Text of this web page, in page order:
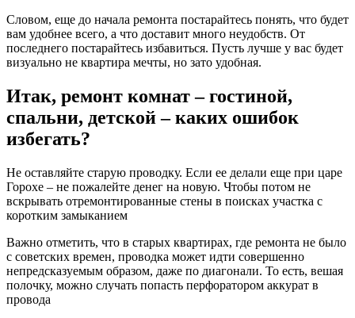
Словом, еще до начала ремонта постарайтесь понять, что будет
вам удобнее всего, а что доставит много неудобств. От
последнего постарайтесь избавиться. Пусть лучше у вас будет
визуально не квартира мечты, но зато удобная.
Итак, ремонт комнат – гостиной,
спальни, детской – каких ошибок
избегать?
Не оставляйте старую проводку. Если ее делали еще при царе
Горохе – не пожалейте денег на новую. Чтобы потом не
вскрывать отремонтированные стены в поисках участка с
коротким замыканием
Важно отметить, что в старых квартирах, где ремонта не было
с советских времен, проводка может идти совершенно
непредсказуемым образом, даже по диагонали. То есть, вешая
полочку, можно случать попасть перфоратором аккурат в
провода